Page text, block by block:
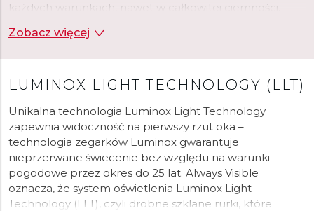
każdych warunkach, nawet w całkowitej ciemności.
Koperty w zegarkach wykonane zostały z
Zobacz więcej
LUMINOX LIGHT TECHNOLOGY (LLT)
Unikalna technologia Luminox Light Technology
zapewnia widoczność na pierwszy rzut oka –
technologia zegarków Luminox gwarantuje
nieprzerwane świecenie bez względu na warunki
pogodowe przez okres do 25 lat. Always Visible
oznacza, że system oświetlenia Luminox Light
Technology (LLT), czyli drobne szklane rurki, które